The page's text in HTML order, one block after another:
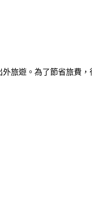
旅遊。為了節省旅費